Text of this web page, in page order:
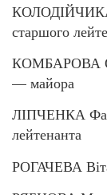
КОЛОДІЙЧИКА
старшого
КОМБАРОВА
— майора
ЛІПЧЕНКА
лейтенанта
РОГАЧЕВА